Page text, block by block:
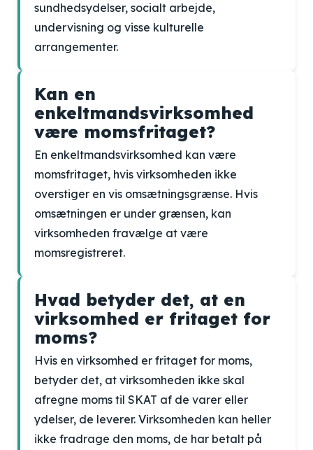
sundhedsydelser, socialt arbejde,
undervisning og visse kulturelle
arrangementer.
Kan en
enkeltmandsvirksomhed
være momsfritaget?
En enkeltmandsvirksomhed kan være
momsfritaget, hvis virksomheden ikke
overstiger en vis omsætningsgrænse. Hvis
omsætningen er under grænsen, kan
virksomheden fravælge at være
momsregistreret.
Hvad betyder det, at en
virksomhed er fritaget for
moms?
Hvis en virksomhed er fritaget for moms,
betyder det, at virksomheden ikke skal
afregne moms til SKAT af de varer eller
ydelser, de leverer. Virksomheden kan heller
ikke fradrage den moms, de har betalt på